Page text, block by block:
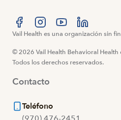
Visítanos en Facebook
Visítanos en Instagram
Visítanos enVisítanos en
Vail Health es una organización sin
© 2026 Vail Health Behavioral Health
Todos los derechos reservados.
Contacto
Teléfono